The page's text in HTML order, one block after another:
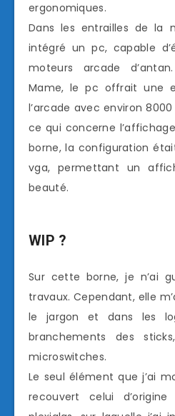
ergonomiques.
Dans les entrailles de la
intégré un pc, capable
moteurs arcade
Mame, le pc offrait une
l’arcade avec environ
ce qui concerne
borne, la configuration
vga, permettant un
beauté.
WIP ?
Sur cette borne, je n’ai
travaux. Cependant, elle
le jargon et dans les
branchements des
microswitches.
Le seul élément que j’ai
recouvert celui